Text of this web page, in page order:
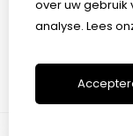
Contact
over uw gebruik
analyse. Lees